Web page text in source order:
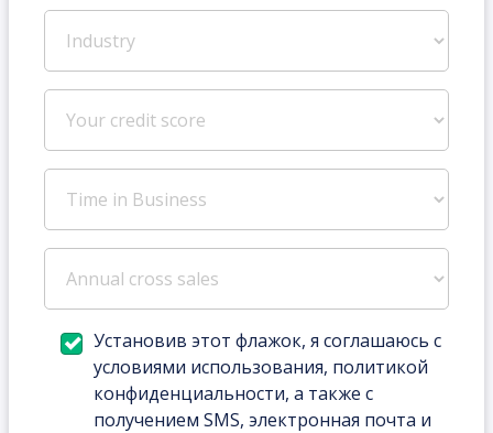
Установив этот флажок, я соглашаюсь с
условиями использования, политикой
конфиденциальности, а также с
получением SMS, электронная почта и